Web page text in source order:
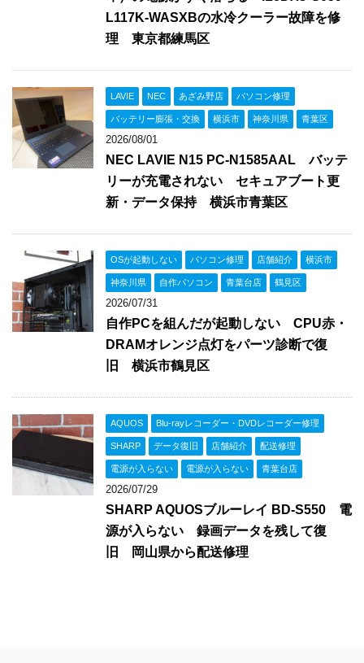
L117K-WASXBの水冷クーラー故障を修
理 東京都練馬区
LAVIE NEC あざみ野店 パソコン修理
バッテリー膨張・交換 横浜市 神奈川県 青葉区
2026/08/01
NEC LAVIE N15 PC-N1585AAL バッテ
リーが充電されない セキュアブート更
新・データ保持 横浜市青葉区
OSが起動しない パソコン修理 店舗紹介 横浜市
神奈川県 自作パソコン 青葉台店 鶴見区
2026/07/31
自作PCを組んだが起動しない CPU赤・
DRAMオレンジ点灯をパーツ診断で復
旧 横浜市鶴見区
AQUOS Blu-rayレコーダー・DVDレコーダー修理
SHARP データ復旧 店舗紹介 配送修理
電源が入らない 電源が入らない 青葉台店
2026/07/29
SHARP AQUOSブルーレイ BD-S550 電
源が入らない 録画データを残して復
旧 岡山県から配送修理